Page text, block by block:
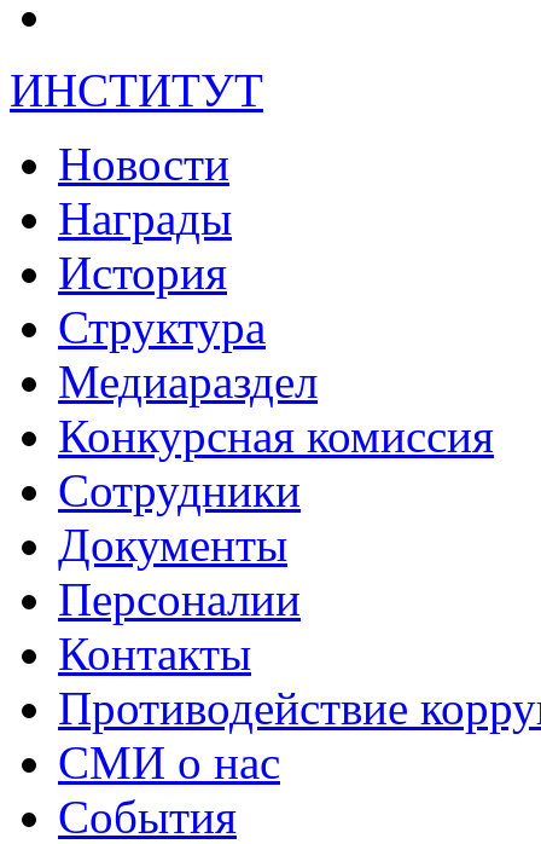
ИНСТИТУТ
Новости
Награды
История
Структура
Медиараздел
Конкурсная комиссия
Сотрудники
Документы
Персоналии
Контакты
Противодействие
СМИ о нас
События